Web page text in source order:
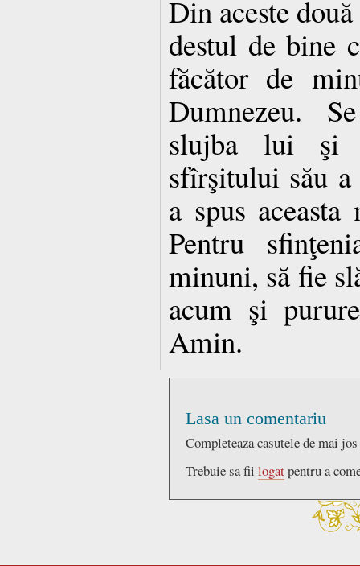
Din aceste
destul de bine
făcător de
Dumnezeu.
slujba lui şi
sfîrşitului său
a spus
Pentru
minuni, să fie
acum şi
Amin.
Lasa un comentariu
Completeaza casutele de mai
Trebuie sa fii logatpentru a